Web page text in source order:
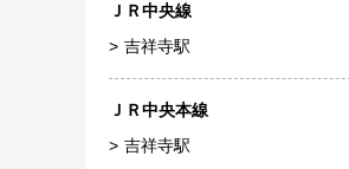
ＪＲ中央線
吉祥寺駅
ＪＲ中央本線
吉祥寺駅